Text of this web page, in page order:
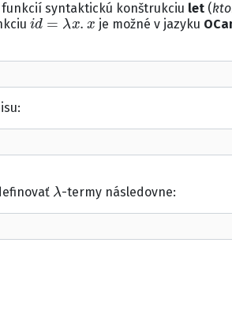
syntaktickú konštrukciu let(
id=λx.x
je možné v jazyku
λ
-termy následovne: